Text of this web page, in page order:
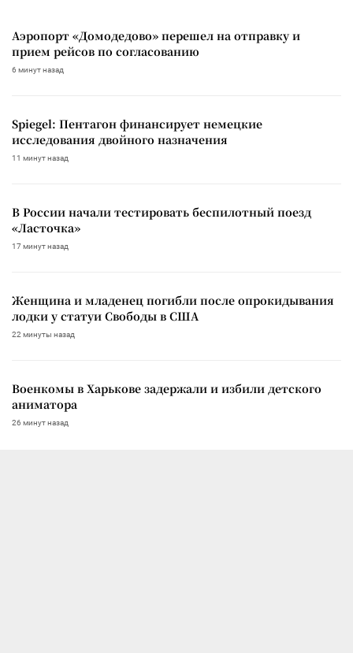
Аэропорт «Домодедово» перешел на отправку и
прием рейсов по согласованию
6 минут назад
Spiegel: Пентагон финансирует немецкие
исследования двойного назначения
11 минут назад
В России начали тестировать беспилотный поезд
«Ласточка»
17 минут назад
Женщина и младенец погибли после опрокидывания
лодки у статуи Свободы в США
22 минуты назад
Военкомы в Харькове задержали и избили детского
аниматора
26 минут назад